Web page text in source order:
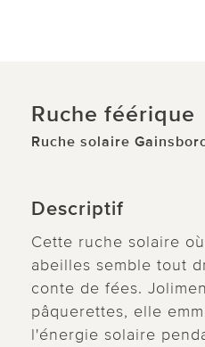
Ruche féérique
Ruche solaire
Descriptif
Cette ruche solaire
abeilles semble tout
conte de fées.
pâquerettes, elle
l'énergie solaire